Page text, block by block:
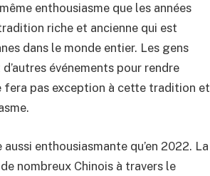
enthousiasme que les années
riche et ancienne qui est
dans le monde entier. Les gens
événements pour rendre
fera pas exception à cette tradition et
enthousiasmante qu’en 2022. La
nombreux Chinois à travers le